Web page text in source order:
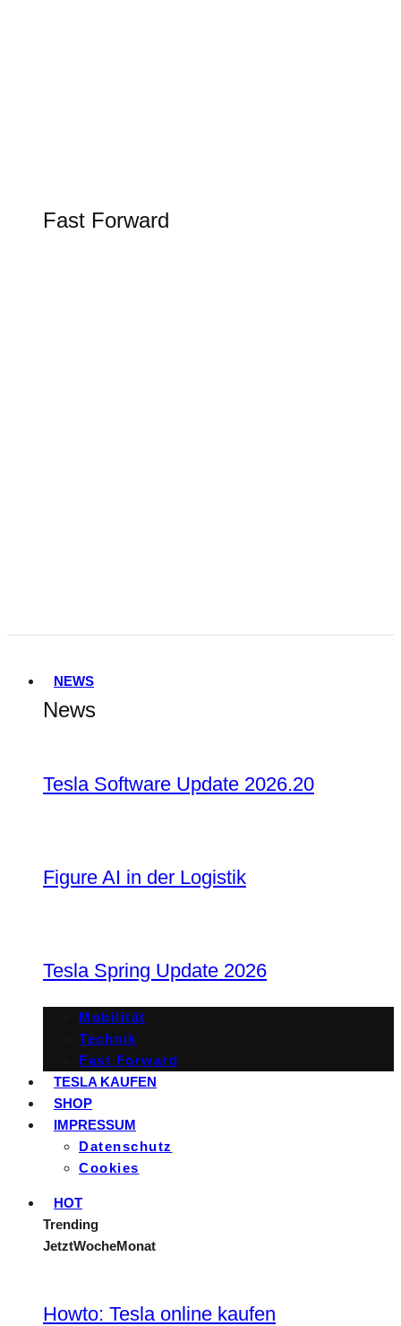
Fast Forward
NEWS
News
Tesla Software Update 2026.20
Figure AI in der Logistik
Tesla Spring Update 2026
Mobilität
Technik
Fast Forward
TESLA KAUFEN
SHOP
IMPRESSUM
Datenschutz
Cookies
HOT
Trending
JetztWocheMonat
Howto: Tesla online kaufen